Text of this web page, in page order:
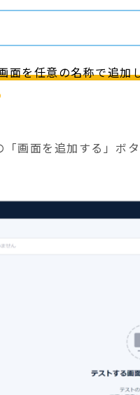
面を任意の名称で追加
画面を追加する」ボ